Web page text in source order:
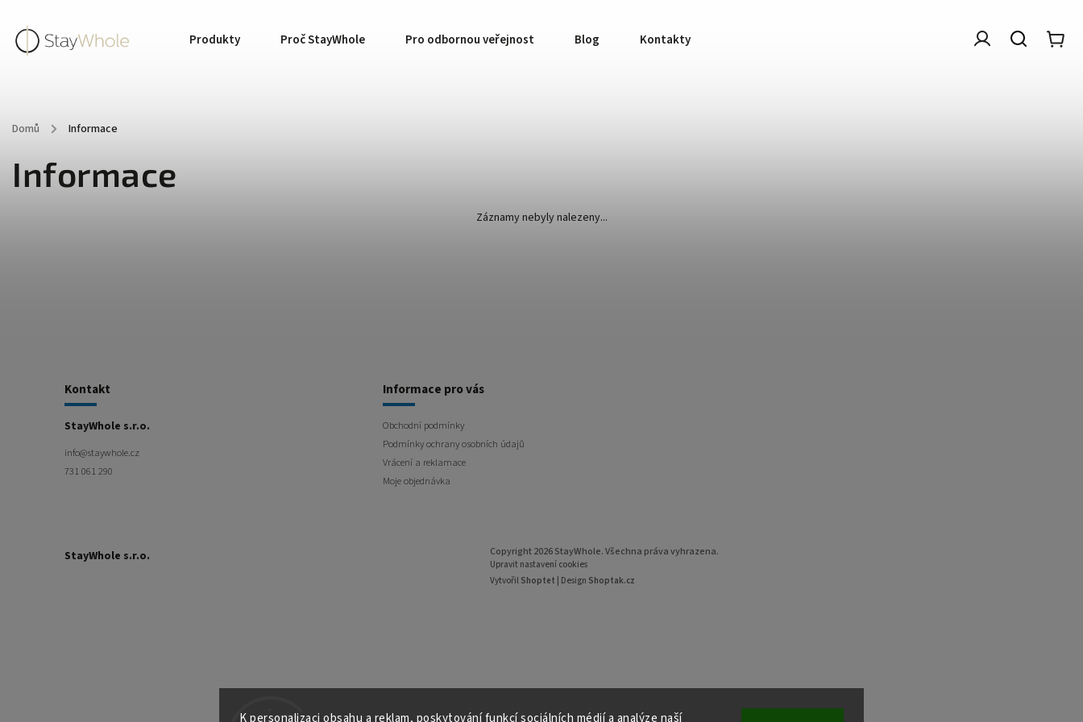
K personalizaci obsahu a reklam, poskytování funkcí sociálních médií a analýze naší
Produkty Proč StayWhole Pro odbornou veřejnost Blog Kontakty
Domů / Informace
Informace
Záznamy nebyly nalezeny...
Kontakt
StayWhole s.r.o.
info@staywhole.cz
731 061 290
Informace pro vás
Obchodní podmínky
Podmínky ochrany osobních údajů
Vrácení a reklamace
Moje objednávka
Copyright 2026StayWhole. Všechna práva vyhrazena.
Upravit nastavení cookies
Vytvořil Shoptet | Design Shoptak.cz
StayWhole s.r.o.